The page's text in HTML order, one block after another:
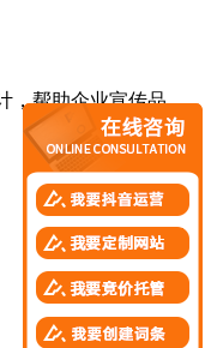
，帮助企业宣传品